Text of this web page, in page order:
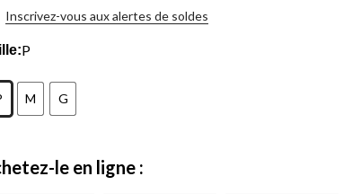
Inscrivez-vous aux alertes de soldes
P
M G
le en ligne :